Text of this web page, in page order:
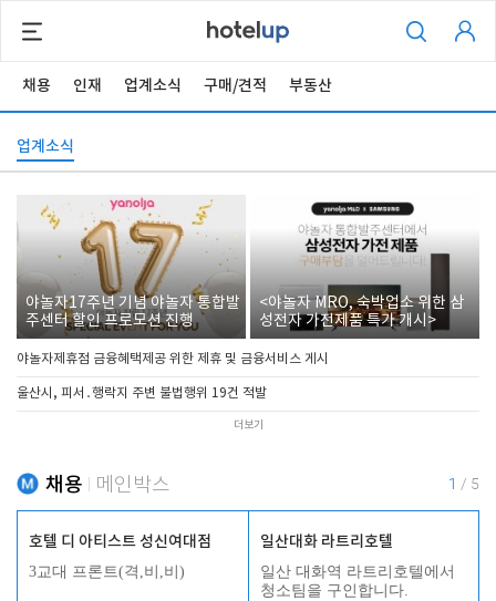
채용 인재 업계소식 구매/견적 부동산
업계소식
야놀자17주년 기념 야놀자 통합발
주센터 할인 프로모션 진행
<야놀자 MRO, 숙박업소 위한 삼
성전자 가전제품 특가 개시>
야놀자제휴점 금융혜택제공 위한 제휴 및 금융서비스 게시
울산시, 피서․행락지 주변 불법행위 19건 적발
더보기
채용 메인박스 1 / 5
호텔 디 아티스트 성신여대점
3교대 프론트(격,비,비)
일산대화 라트리호텔
일산 대화역 라트리호텔에서
청소팀을 구인합니다.